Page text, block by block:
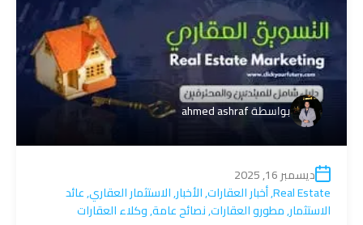
بواسطةahmed ashraf
ديسمبر 16, 2025
Real Estate
,أخبار العقارات,الأخبار,الاستثمار العقاري,عائد
الاستثمار,مطورو العقارات,نصائح عامة,وكلاء العقارات